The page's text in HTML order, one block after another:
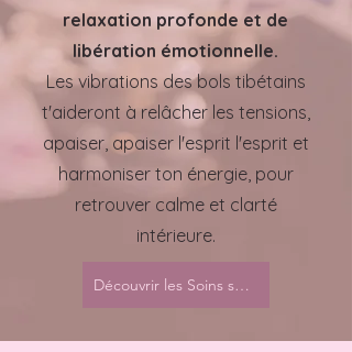
relaxation profonde et de
libération émotionnelle.
Les vibrations des bols tibétains
t'aideront à relâcher les tensions,
apaiser, apaiser l'esprit l'esprit et
harmoniser ton énergie, pour
retrouver calme et clarté
intérieure.
Découvrir les Soins sonores